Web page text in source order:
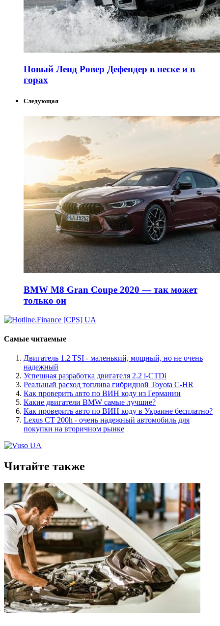
Новый Ленд Ровер Дефендер в песке и в
горах
Следующая
BMW M8 Gran Coupe 2020 — так может
только он
Самые читаемые
Двигатель 1.2 TSI - маленький, мощный, но не очень
надежный
Успешная разработка двигателя 2.2 i-CTDi
Реальный расход топлива гибридной Toyota C-HR
Как проверить авто по ВИН коду из Германии
Какие двигатели BMW самые лучшие?
Как проверить авто по ВИН коду в Украине бесплатно?
Lexus CT 200h - очень надежный автомобиль для
покупки на вторичном рынке
Читайте также